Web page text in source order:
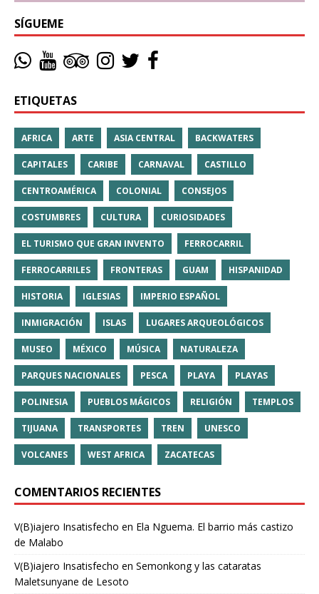
SÍGUEME
ETIQUETAS
AFRICA ARTE ASIA CENTRAL BACKWATERS
CAPITALES CARIBE CARNAVAL CASTILLO
CENTROAMÉRICA COLONIAL CONSEJOS
COSTUMBRES CULTURA CURIOSIDADES
EL TURISMO QUE GRAN INVENTO FERROCARRIL
FERROCARRILES FRONTERAS GUAM HISPANIDAD
HISTORIA IGLESIAS IMPERIO ESPAÑOL
INMIGRACIÓN ISLAS LUGARES ARQUEOLÓGICOS
MUSEO MÉXICO MÚSICA NATURALEZA
PARQUES NACIONALES PESCA PLAYA PLAYAS
POLINESIA PUEBLOS MÁGICOS RELIGIÓN TEMPLOS
TIJUANA TRANSPORTES TREN UNESCO
VOLCANES WEST AFRICA ZACATECAS
COMENTARIOS RECIENTES
V(B)iajero Insatisfecho en Ela Nguema. El barrio más castizo
de Malabo
V(B)iajero Insatisfecho en Semonkong y las cataratas
Maletsunyane de Lesoto